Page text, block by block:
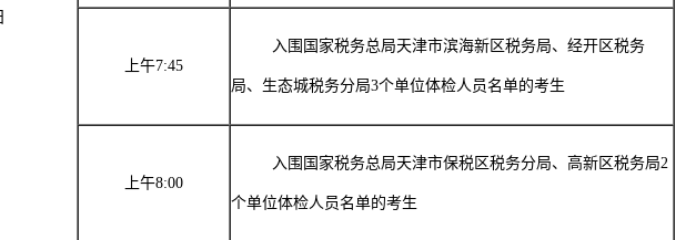
上午7:45
入围国家税务总局天津市滨海新区税务局、经开区税务
局、生态城税务分局3个单位体检人员名单的考生
上午8:00
入围国家税务总局天津市保税区税务分局、高新区税务局2
个单位体检人员名单的考生